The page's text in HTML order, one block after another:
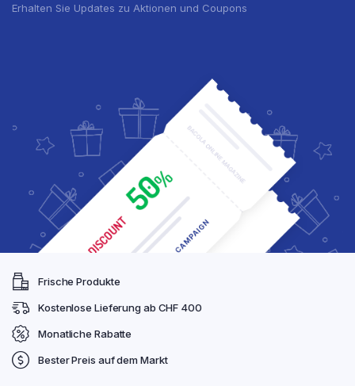
Erhalten Sie Updates zu Aktionen und Coupons
Frische Produkte
Kostenlose Lieferung ab CHF 400
Monatliche Rabatte
Bester Preis auf dem Markt